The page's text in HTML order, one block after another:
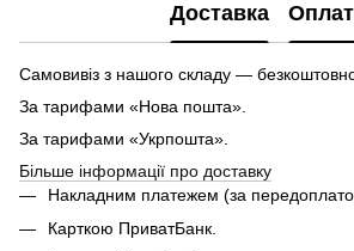
Доставка
Самовивіз з нашого складу —
За тарифами «Нова пошта».
За тарифами «Укрпошта».
Більше інформації про доставку
Накладним платежем (за
Карткою ПриватБанк.